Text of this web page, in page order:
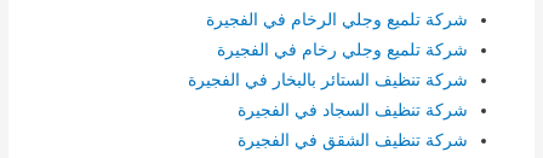
شركة تلميع وجلي الرخام في الفجيرة
شركة تلميع وجلي رخام في الفجيرة
شركة تنظيف الستائر بالبخار في الفجيرة
شركة تنظيف السجاد في الفجيرة
شركة تنظيف الشقق في الفجيرة